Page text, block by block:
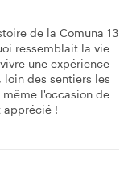
de la Comuna 13
ressemblait la vie
une expérience
loin des sentiers les
l'occasion de
apprécié !